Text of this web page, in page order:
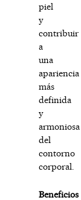
piel
y
contribuir
a
una
apariencia
más
definida
y
armoniosa
del
contorno
corporal.
Beneficios